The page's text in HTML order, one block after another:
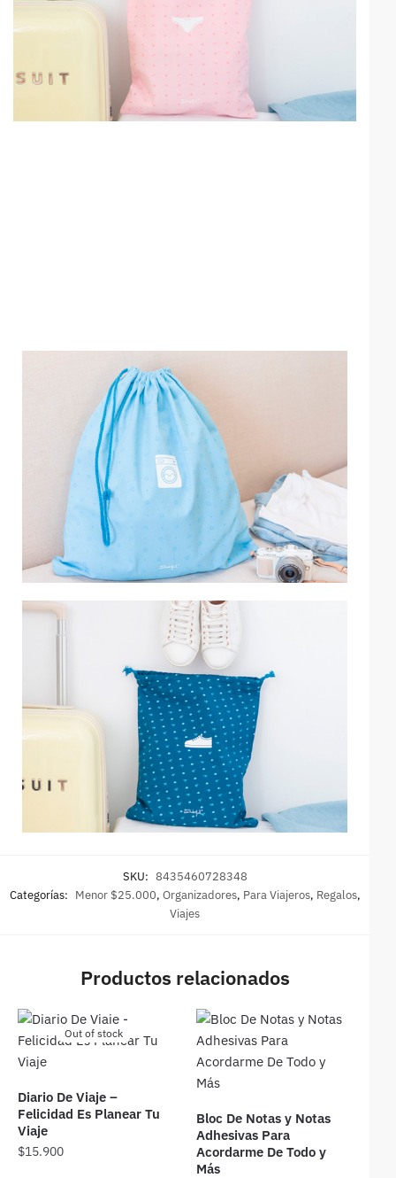
SKU: 8435460728348
Categorías: Menor $25.000, Organizadores, Para Viajeros, Regalos,
Viajes
Productos relacionados
Out of stock
Diario De Viaje –
Felicidad Es Planear Tu
Viaje
$15.900
Bloc De Notas y Notas
Adhesivas Para
Acordarme De Todo y
Más